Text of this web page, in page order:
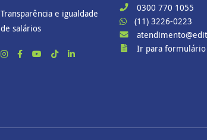
Transparência e igualdade
de salários
0300 770 1055
(11) 3226-0223
Ir para formulário